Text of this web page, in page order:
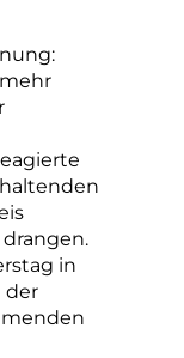
in
der